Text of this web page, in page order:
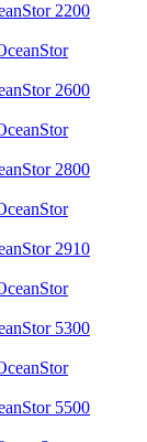
2200
2600
2800
2910
5300
5500